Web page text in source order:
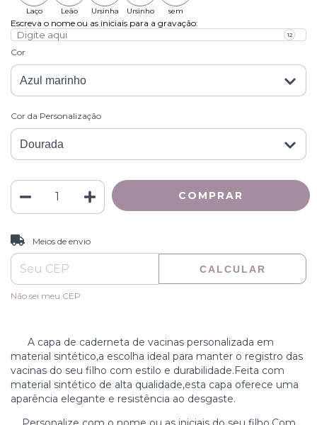
Laço Leão
Ursinha
com laço
Ursinho
sem
tema
Escreva o nome ou as iniciais para a gravação:
Cor
Cor da Personalização
Entregas para o CEP:
Meios de envio
CALCULAR
Não sei meu CEP
A capa de caderneta de vacinas personalizada em
material sintético,a escolha ideal para manter o registro das
vacinas do seu filho com estilo e durabilidade.Feita com
material sintético de alta qualidade,esta capa oferece uma
aparência elegante e resistência ao desgaste.